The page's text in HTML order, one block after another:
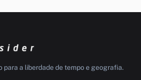
para a liberdade de tempo e geografia.